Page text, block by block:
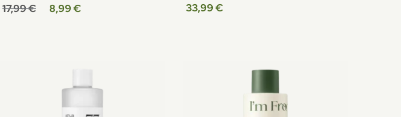
Įvertinimas:
17,99€ 8,99€
Įvertinimas:
33,99€